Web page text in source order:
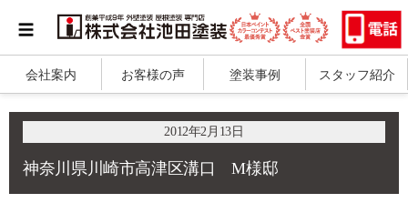
会社案内 お客様の声 塗装事例 スタッフ紹介
2012年2月13日
神奈川県川崎市高津区溝口 M様邸